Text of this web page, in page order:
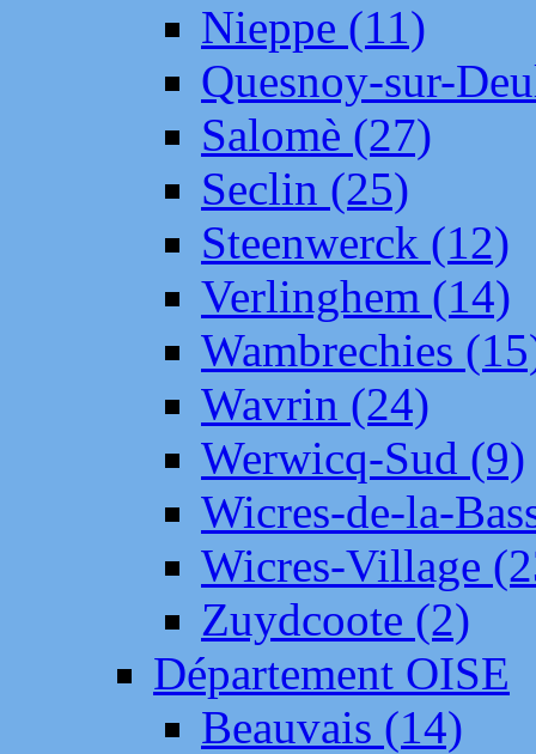
Nieppe (11)
Quesnoy-sur-
Salomè (27)
Seclin (25)
Steenwerck (12)
Verlinghem (14)
Wambrechies
Wavrin (24)
Werwicq-Sud (9)
Wicres-de-la-
Wicres-Village
Zuydcoote (2)
Département OISE
Beauvais (14)